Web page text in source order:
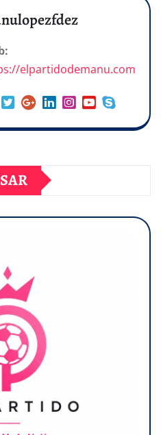
elpartidodemanu.com